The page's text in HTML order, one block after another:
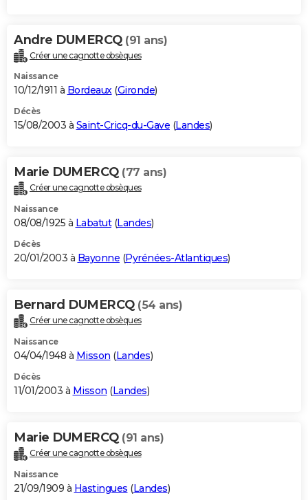
Andre DUMERCQ (91 ans)
Créer une cagnotte obsèques
Naissance
10/12/1911 à Bordeaux(Gironde)
Décès
15/08/2003 à Saint-Cricq-du-Gave (Landes)
Marie DUMERCQ (77 ans)
Créer une cagnotte obsèques
Naissance
08/08/1925 à Labatut(Landes)
Décès
20/01/2003 à Bayonne (Pyrénées-Atlantiques)
Bernard DUMERCQ (54 ans)
Créer une cagnotte obsèques
Naissance
04/04/1948 à Misson (Landes)
Décès
11/01/2003 à Misson (Landes)
Marie DUMERCQ (91 ans)
Créer une cagnotte obsèques
Naissance
21/09/1909 à Hastingues (Landes)